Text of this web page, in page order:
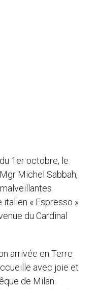
1er octobre, le
Michel Sabbah,
« Espresso »
du Cardinal
arrivée en Terre
avec joie et
de Milan.